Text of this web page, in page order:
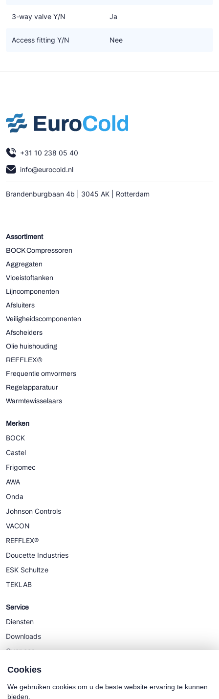
3-way valve Y/N Ja
Access fitting Y/N Nee
+31 10 238 05 40
info@eurocold.nl
Brandenburgbaan 4b | 3045 AK | Rotterdam
Assortiment
BOCK Compressoren
Aggregaten
Vloeistoftanken
Lijncomponenten
Afsluiters
Veiligheidscomponenten
Afscheiders
Olie huishouding
REFFLEX®
Frequentie omvormers
Regelapparatuur
Warmtewisselaars
Merken
BOCK
Castel
Frigomec
AWA
Onda
Johnson Controls
VACON
REFFLEX®
Doucette Industries
ESK Schultze
TEKLAB
Service
Diensten
Downloads
Over ons
Nieuws
Cookies
We gebruiken cookies om u de beste website ervaring te kunnen
bieden.